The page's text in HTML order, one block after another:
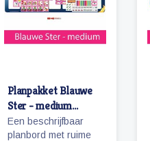
Planpakket Blauwe
Ster - medium
(meisje)
Een beschrijfbaar
planbord met ruime